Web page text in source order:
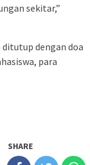
sekitar,”
dengan doa
para
SHARE